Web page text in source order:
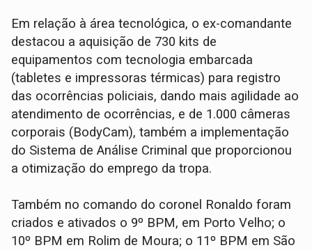
Em relação à área tecnológica, o ex-comandante
destacou a aquisição de 730 kits de
equipamentos com tecnologia embarcada
(tabletes e impressoras térmicas) para registro
das ocorrências policiais, dando mais agilidade ao
atendimento de ocorrências, e de 1.000 câmeras
corporais (BodyCam), também a implementação
do Sistema de Análise Criminal que proporcionou
a otimização do emprego da tropa.
Também no comando do coronel Ronaldo foram
criados e ativados o 9º BPM, em Porto Velho; o
10º BPM em Rolim de Moura; o 11º BPM em São